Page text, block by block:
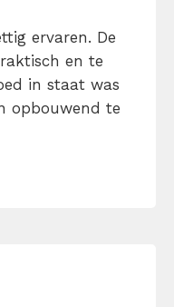
ervaren. De
en te
in staat was
opbouwend te